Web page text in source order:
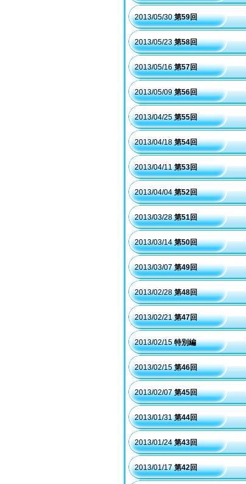
2013/05/30第59回
2013/05/23第58回
2013/05/16第57回
2013/05/09第56回
2013/04/25第55回
2013/04/18第54回
2013/04/11第53回
2013/04/04第52回
2013/03/28第51回
2013/03/14第50回
2013/03/07第49回
2013/02/28第48回
2013/02/21第47回
2013/02/15特別編
2013/02/15第46回
2013/02/07第45回
2013/01/31第44回
2013/01/24第43回
2013/01/17第42回